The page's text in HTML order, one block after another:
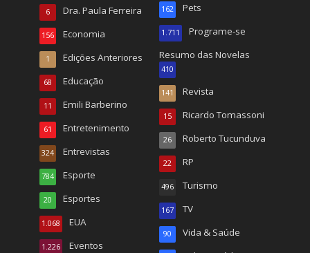
Dra. Paula Ferreira
6
Economia
156
Edições Anteriores
1
Educação
68
Emili Barberino
11
Entretenimento
61
Entrevistas
324
Esporte
784
Esportes
20
EUA
1.068
Eventos
1.226
Pets
162
Programe-se
1.711
Resumo das Novelas
410
Revista
141
Ricardo Tomassoni
15
Roberto Tucunduva
26
RP
22
Turismo
496
TV
167
Vida & Saúde
90